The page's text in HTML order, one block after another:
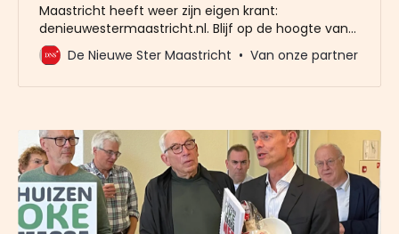
Maastricht heeft weer zijn eigen krant:
denieuwestermaastricht.nl. Blijf op de hoogte van
lokale gebeurtenissen, politiek, horeca,
ondernemers, cultuur en historie.
De Nieuwe Ster Maastricht Van onze partner